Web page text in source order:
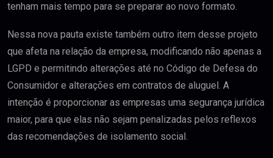
tenham mais tempo para se preparar ao novo formato.
Nessa nova pauta existe também outro item desse projeto
que afeta na relação da empresa, modificando não apenas a
LGPD e permitindo alterações até no Código de Defesa do
Consumidor e alterações em contratos de aluguel. A
intenção é proporcionar as empresas uma segurança jurídica
maior, para que elas não sejam penalizadas pelos reflexos
das recomendações de isolamento social.